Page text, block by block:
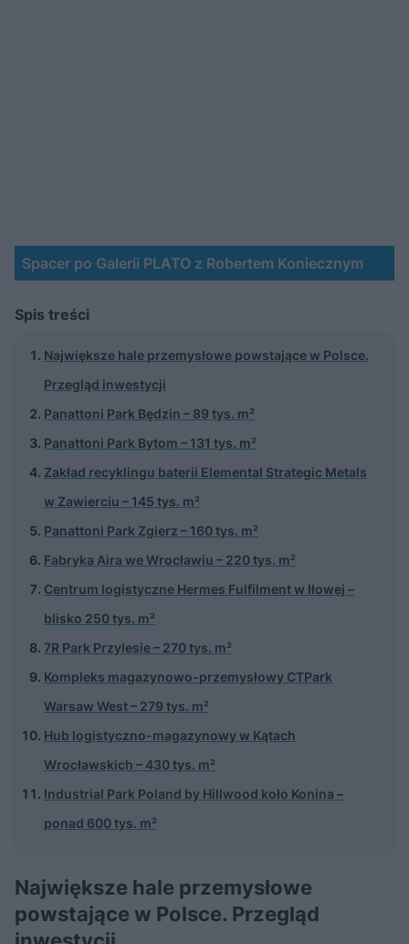
Spacer po Galerii PLATO z Robertem Koniecznym
Spis treści
Największe hale przemysłowe powstające w Polsce.
Przegląd inwestycji
Panattoni Park Będzin – 89 tys. m²
Panattoni Park Bytom – 131 tys. m²
Zakład recyklingu baterii Elemental Strategic Metals
w Zawierciu – 145 tys. m²
Panattoni Park Zgierz – 160 tys. m²
Fabryka Aira we Wrocławiu – 220 tys. m²
Centrum logistyczne Hermes Fulfilment w Iłowej –
blisko 250 tys. m²
7R Park Przylesie – 270 tys. m²
Kompleks magazynowo-przemysłowy CTPark
Warsaw West – 279 tys. m²
Hub logistyczno-magazynowy w Kątach
Wrocławskich – 430 tys. m²
Industrial Park Poland by Hillwood koło Konina –
ponad 600 tys. m²
Największe hale przemysłowe
powstające w Polsce. Przegląd